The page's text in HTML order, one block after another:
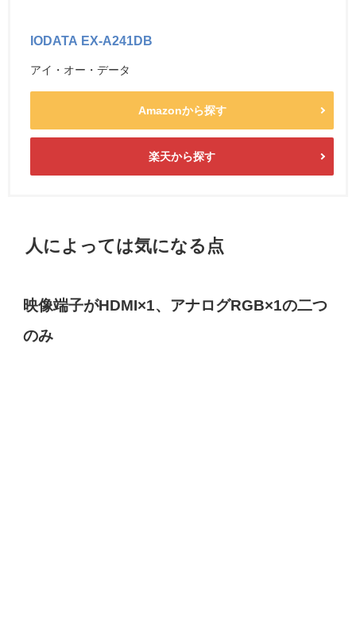
IODATA EX-A241DB
アイ・オー・データ
Amazonから探す
楽天から探す
人によっては気になる点
映像端子がHDMI×1、アナログRGB×1の二つ
のみ